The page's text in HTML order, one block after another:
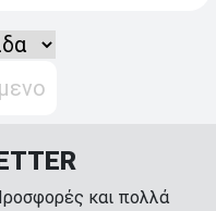
και πολλά